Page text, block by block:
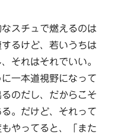
スチュで燃えるのは
るけど、若いうちは
それはそれでいい。
一本道視野になって
のだし、だからこそ
。だけど、それって
やってると、「また